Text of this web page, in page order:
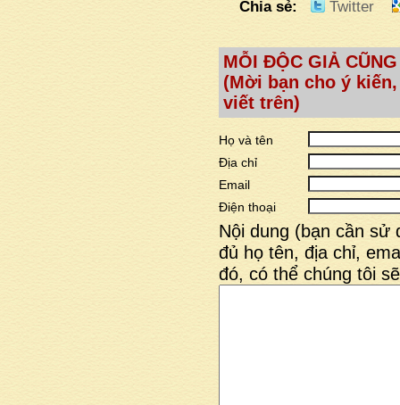
Chia sẻ: Twitter
MỖI ĐỘC GIẢ
(Mời bạn cho ý
viết trên)
Họ và tên
Địa chỉ
Email
Điện thoại
Nội dung (bạn cần sử
đủ họ tên, địa chỉ,
đó, có thể chúng tôi